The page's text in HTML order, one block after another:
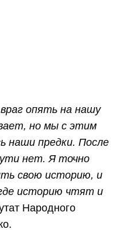
опять на нашу
но мы с этим
наши предки. После
нет. Я точно
свою историю, и
историю чтят и
Народного